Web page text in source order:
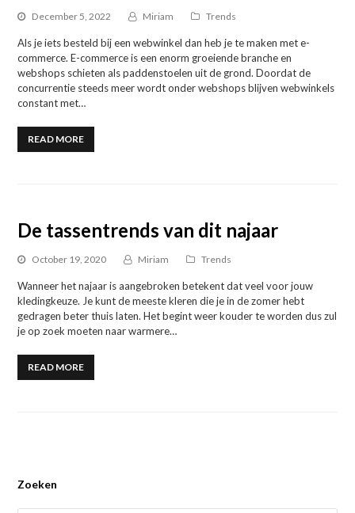
December 5, 2022 Miriam Trends
Als je iets besteld bij een webwinkel dan heb je te maken met e-
commerce. E-commerce is een enorm groeiende branche en
webshops schieten als paddenstoelen uit de grond. Doordat de
concurrentie steeds meer wordt onder webshops blijven webwinkels
constant met…
READ MORE
De tassentrends van dit najaar
October 19, 2020 Miriam Trends
Wanneer het najaar is aangebroken betekent dat veel voor jouw
kledingkeuze. Je kunt de meeste kleren die je in de zomer hebt
gedragen beter thuis laten. Het begint weer kouder te worden dus zul
je op zoek moeten naar warmere…
READ MORE
Zoeken